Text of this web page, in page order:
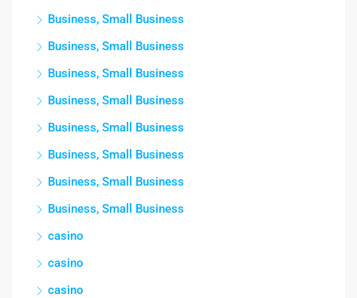
Business, Small Business
Business, Small Business
Business, Small Business
Business, Small Business
Business, Small Business
Business, Small Business
Business, Small Business
Business, Small Business
casino
casino
casino